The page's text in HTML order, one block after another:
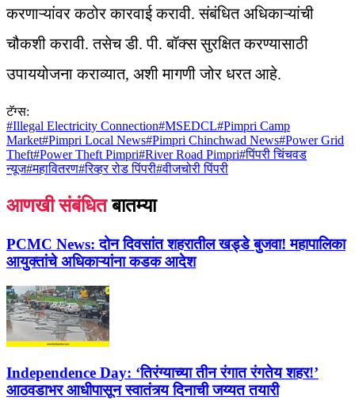
करणाऱ्यांवर कठोर कारवाई करावी. संबंधित अधिकाऱ्यांची
चौकशी करावी. तसेच डी. पी. बॉक्स सुरक्षित करण्यासाठी
उपाययोजना कराव्यात, अशी मागणी जोर धरत आहे.
टॅग्स:
#Illegal Electricity Connection#MSEDCL#Pimpri Camp
Market#Pimpri Local News#Pimpri Chinchwad News#Power Grid
Theft#Power Theft Pimpri#River Road Pimpri#पिंपरी चिंचवड
न्यूज#महावितरण#रिव्हर रोड पिंपरी#वीजचोरी पिंपरी
आणखी संबंधित बातम्या
PCMC News: दोन दिवसांत शहरातील खड्डे बुजवा! महापालिका
आयुक्तांचे अधिकाऱ्यांना कडक आदेश
Independence Day: ‘तिरंग्याच्या तीन रंगात रंगतेय शहर!’
आठवडाभर आधीपासून स्वातंत्र्य दिनाची जय्यत तयारी